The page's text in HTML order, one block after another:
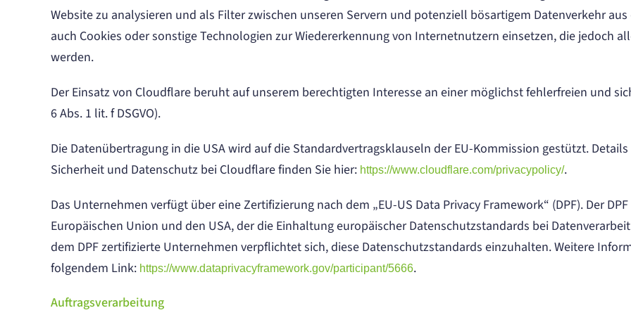
Website zu analysieren und als Filter zwischen unseren Servern und potenziell bösartigem Datenverkehr
auch Cookies oder sonstige Technologien zur Wiedererkennung von Internetnutzern einsetzen, die jedoch
werden.
Der Einsatz von Cloudflare beruht auf unserem berechtigten Interesse an einer möglichst fehlerfreien und
6 Abs. 1 lit. f DSGVO).
Die Datenübertragung in die USA wird auf die Standardvertragsklauseln der EU-Kommission gestützt.
Sicherheit und Datenschutz bei Cloudflare finden Sie hier: https://www.cloudflare.com/privacypolicy/.
Das Unternehmen verfügt über eine Zertifizierung nach dem „EU-US Data Privacy Framework“ (DPF). Der
Europäischen Union und den USA, der die Einhaltung europäischer Datenschutzstandards bei
dem DPF zertifizierte Unternehmen verpflichtet sich, diese Datenschutzstandards einzuhalten. Weitere
folgendem Link: https://www.dataprivacyframework.gov/participant/5666.
Auftragsverarbeitung